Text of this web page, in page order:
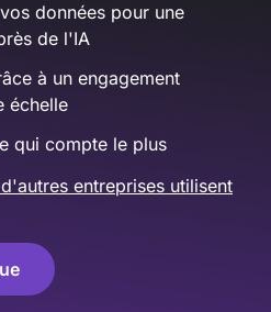
données pour une
de l'IA
à un engagement
échelle
qui compte le plus
entreprises utilisent